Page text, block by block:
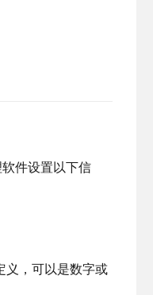
件设置以下信
义，可以是数字或